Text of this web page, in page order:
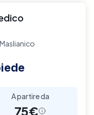
A partire da
75€